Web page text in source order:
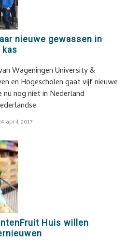
nieuwe gewassen in
kas
Wageningen University &
en Hogescholen gaat vijf nieuwe
nu nog niet in Nederland
april 2017
Huis willen